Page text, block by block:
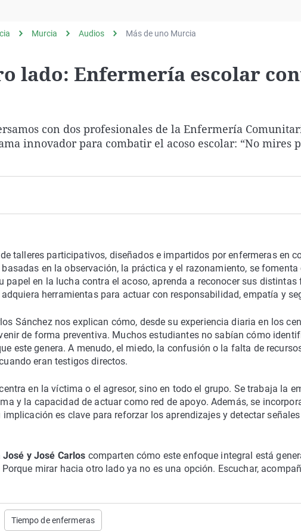
ViudaNavarra
Murcia Audios Más de uno Murcia
lado: Enfermería escolar
con dos profesionales de la Enfermería
innovador para combatir el acoso escolar: “No mires
talleres participativos, diseñados e impartidos por enfermeras en
en la observación, la práctica y el razonamiento, se fomenta
papel en la lucha contra el acoso, aprenda a reconocer sus
herramientas para actuar con responsabilidad, empatía y
Sánchez nos explican cómo, desde su experiencia diaria en los
de forma preventiva. Muchos estudiantes no sabían cómo
este genera. A menudo, el miedo, la confusión o la falta de
eran testigos directos.
en la víctima o el agresor, sino en todo el grupo. Se trabaja la
y la capacidad de actuar como red de apoyo. Además, se
es clave para reforzar los aprendizajes y detectar
José y José Carlos comparten cómo este enfoque integral está
mirar hacia otro lado ya no es una opción. Escuchar,
Tiempo de enfermeras